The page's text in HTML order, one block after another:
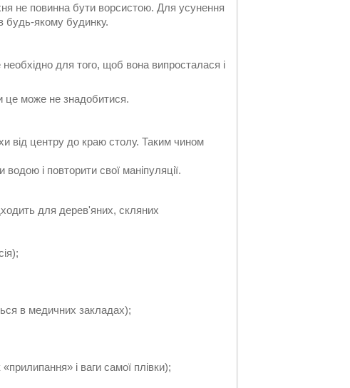
не повинна бути ворсистою. Для усунення
будь-якому будинку.
для того, щоб вона випросталася і
це може не знадобитися.
від центру до краю столу. Таким чином
і повторити свої маніпуляції.
для дерев'яних, скляних
в медичних закладах);
і ваги самої плівки);